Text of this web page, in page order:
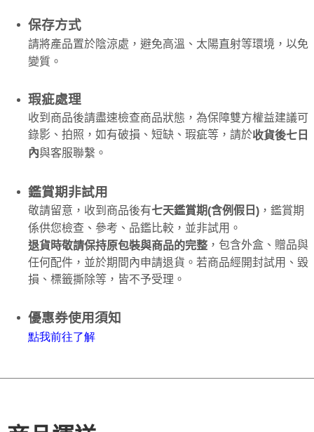
保存方式
請將產品置於陰涼處，避免高溫、太陽直射等環境，以免
變質。
瑕疵處理
收到商品後請盡速檢查商品狀態，為保障雙方權益建議可
錄影、拍照，如有破損、短缺、瑕疵等，請於收貨後七日
內與客服聯繫。
鑑賞期非試用
敬請留意，收到商品後有七天鑑賞期(含例假日 ) ，鑑賞期
係供您檢查、參考、品鑑比較，並非試用。
退貨時敬請保持原包裝與商品的完整 ，包含外盒、贈品與
任何配件，並於期間內申請退貨。若商品經開封試用、毀
損、標籤撕除等，皆不予受理。
優惠券使用須知
點我前往了解